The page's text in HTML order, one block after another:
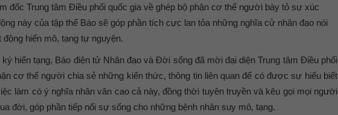
đốc Trung tâm Điều phối quốc gia về ghép bộ phận cơ thể người bày tỏ sự xúc
này của tập thể Báo sẽ góp phần tích cực lan tỏa những nghĩa cử nhân đạo nói
hiến mô, tạng tự nguyện.
hiến tạng, Báo điện tử Nhân đạo và Đời sống đã mời đại diện Trung tâm Điều phối
cơ thể người chia sẻ những kiến thức, thông tin liên quan để có được sự hiểu biết
làm có ý nghĩa nhân văn cao cả này, đồng thời tuyên truyền và kêu gọi mọi người
đời, góp phần tiếp nối sự sống cho những bệnh nhân suy mô, tạng.